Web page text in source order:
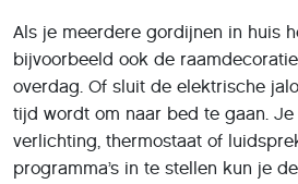
Als je meerdere gordijnen in huis
bijvoorbeeld ook de
overdag. Of sluit de elektrische
tijd wordt om naar bed te gaan.
verlichting, thermostaat of
programma’s in te stellen kun je